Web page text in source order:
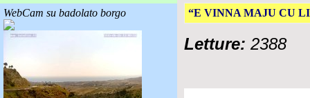
WebCam su badolato borgo “E VINNA MAJU CU
Letture: 2388